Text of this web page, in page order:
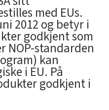
med EUs.
2012 og betyr i
godkjent som
NOP-standarden
kan
i EU. På
godkjent i